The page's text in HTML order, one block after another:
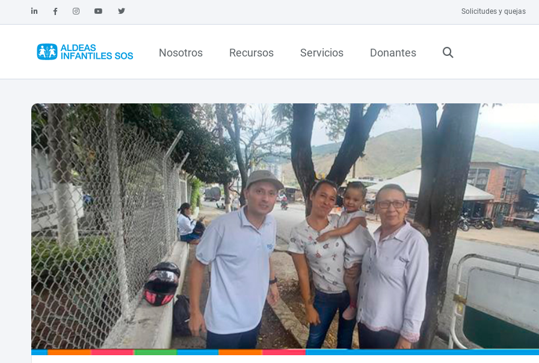
Solicitudes y quejas
Nosotros Recursos Servicios Donantes